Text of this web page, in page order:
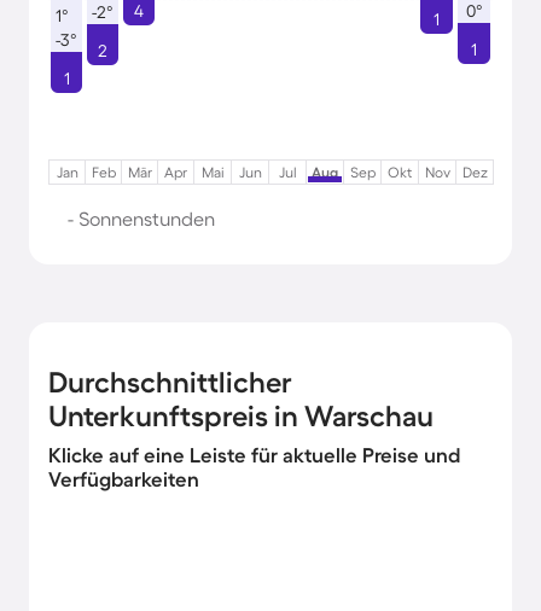
1°
-3°
1
-2°
2
4
1
0°
1
Jan Feb Mär Apr Mai Jun Jul Aug Sep Okt Nov Dez
- Sonnenstunden
Durchschnittlicher
Unterkunftspreis in Warschau
Klicke auf eine Leiste für aktuelle Preise und
Verfügbarkeiten